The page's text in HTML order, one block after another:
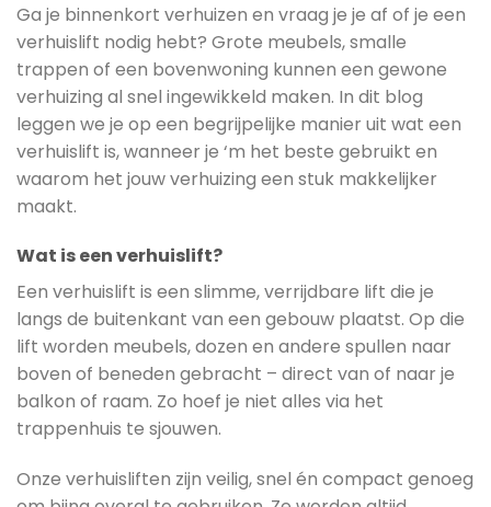
Ga je binnenkort verhuizen en vraag je je af of je een
verhuislift nodig hebt? Grote meubels, smalle
trappen of een bovenwoning kunnen een gewone
verhuizing al snel ingewikkeld maken. In dit blog
leggen we je op een begrijpelijke manier uit wat een
verhuislift is, wanneer je ‘m het beste gebruikt en
waarom het jouw verhuizing een stuk makkelijker
maakt.
Wat is een verhuislift?
Een verhuislift is een slimme, verrijdbare lift die je
langs de buitenkant van een gebouw plaatst. Op die
lift worden meubels, dozen en andere spullen naar
boven of beneden gebracht – direct van of naar je
balkon of raam. Zo hoef je niet alles via het
trappenhuis te sjouwen.
Onze verhuisliften zijn veilig, snel én compact genoeg